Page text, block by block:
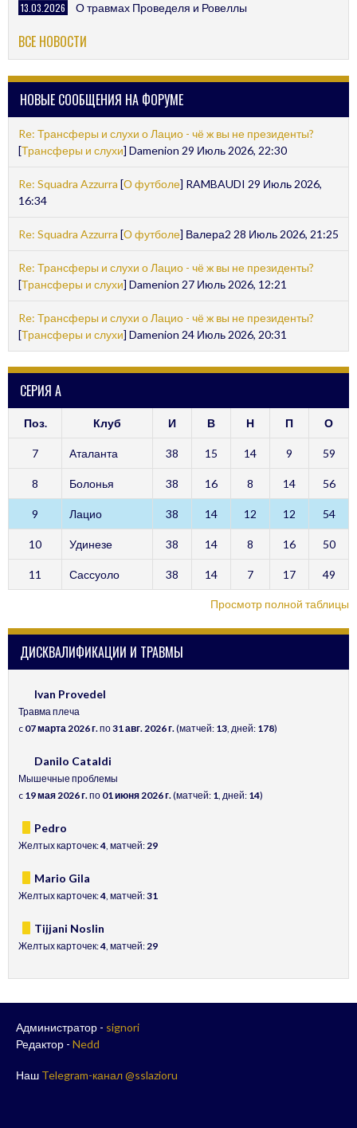
13.03.2026 О травмах Проведеля и Ровеллы
ВСЕ НОВОСТИ
НОВЫЕ СООБЩЕНИЯ НА ФОРУМЕ
Re: Трансферы и слухи о Лацио - чё ж вы не президенты?
[Трансферы и слухи] Damenion 29 Июль 2026, 22:30
Re: Squadra Azzurra [О футболе] RAMBAUDI 29 Июль 2026,
16:34
Re: Squadra Azzurra [О футболе] Валера2 28 Июль 2026, 21:25
Re: Трансферы и слухи о Лацио - чё ж вы не президенты?
[Трансферы и слухи] Damenion 27 Июль 2026, 12:21
Re: Трансферы и слухи о Лацио - чё ж вы не президенты?
[Трансферы и слухи] Damenion 24 Июль 2026, 20:31
СЕРИЯ А
Поз. Клуб И В Н П О
7 Аталанта 38 15 14 9 59
8 Болонья 38 16 8 14 56
9 Лацио 38 14 12 12 54
10 Удинезе 38 14 8 16 50
11 Сассуоло 38 14 7 17 49
Просмотр полной таблицы
ДИСКВАЛИФИКАЦИИ И ТРАВМЫ
Ivan Provedel
Травма плеча
c 07 марта 2026 г.по31 авг. 2026 г.(матчей: 13, дней: 178)
Danilo Cataldi
Мышечные проблемы
c 19 мая 2026 г.по 01 июня 2026 г.(матчей: 1, дней: 14)
Pedro
Желтых карточек:4, матчей:29
Mario Gila
Желтых карточек:4, матчей:31
Tijjani Noslin
Желтых карточек:4, матчей:29
Администратор - signori
Редактор - Nedd
Наш Telegram-канал @sslazioru